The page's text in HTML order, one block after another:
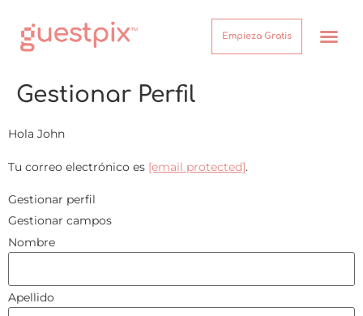
Empieza Gratis
Gestionar Perfil
Hola John
Tu correo electrónico es [email protected].
Gestionar perfil
Gestionar campos
Nombre
Apellido